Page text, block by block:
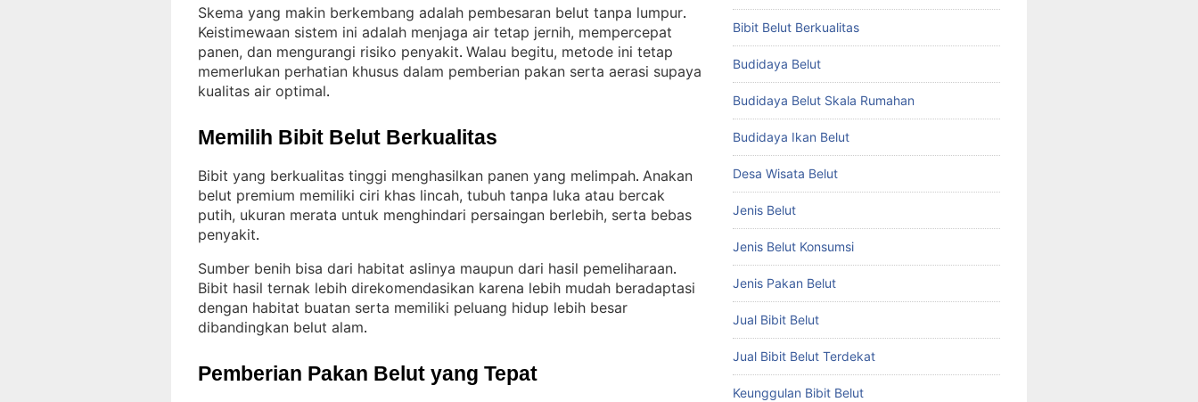
Skema yang makin berkembang adalah pembesaran belut tanpa lumpur
Keistimewaan sistem ini adalah menjaga air tetap jernih, mempercepat
panen, dan mengurangi risiko penyakit. Walau begitu, metode ini tetap
memerlukan perhatian khusus dalam pemberian pakan serta aerasi supaya
kualitas air optimal.
Memilih Bibit Belut Berkualitas
Bibit yang berkualitas tinggi menghasilkan panen yang melimpah. Anakan
belut premium memiliki ciri khas lincah, tubuh tanpa luka atau bercak
putih, ukuran merata untuk menghindari persaingan berlebih, serta bebas
penyakit.
Sumber benih bisa dari habitat aslinya maupun dari hasil pemeliharaan
Bibit hasil ternak lebih direkomendasikan karena lebih mudah beradaptasi
dengan habitat buatan serta memiliki peluang hidup lebih besar
dibandingkan belut alam.
Pemberian Pakan Belut yang Tepat
Bibit Belut Berkualitas
Budidaya Belut
Budidaya Belut Skala Rumahan
Budidaya Ikan Belut
Desa Wisata Belut
Jenis Belut
Jenis Belut Konsumsi
Jenis Pakan Belut
Jual Bibit Belut
Jual Bibit Belut Terdekat
Keunggulan Bibit Belut